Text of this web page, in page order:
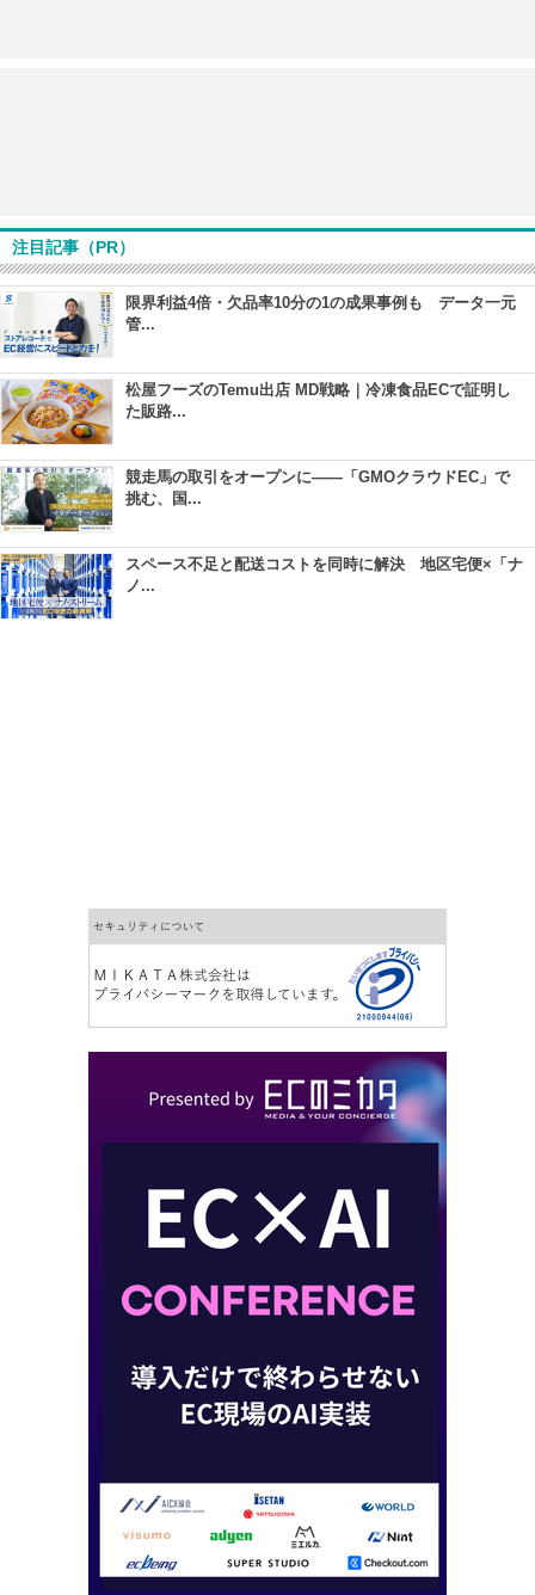
注目記事（PR）
限界利益4倍・欠品率10分の1の成果事例も データ一元
管...
松屋フーズのTemu出店 MD戦略｜冷凍食品ECで証明し
た販路...
競走馬の取引をオープンに――「GMOクラウドEC」で
挑む、国...
スペース不足と配送コストを同時に解決 地区宅便×「ナ
ノ...